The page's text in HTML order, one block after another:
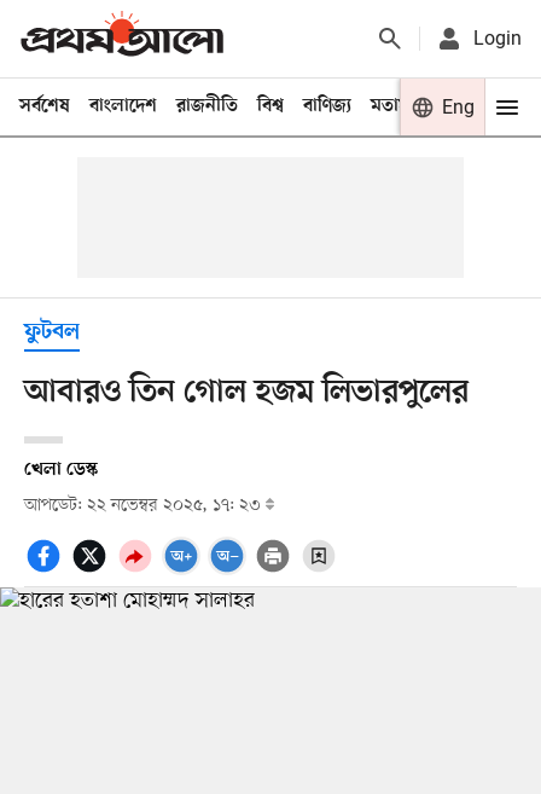
Login
সর্বশেষ বাংলাদেশ রাজনীতি বিশ্ব বাণিজ্য মতামত খেলা
Eng
ফুটবল
আবারও তিন গোল হজম লিভারপুলের
খেলা ডেস্ক
আপডেট: ২২ নভেম্বর ২০২৫, ১৭: ২৩